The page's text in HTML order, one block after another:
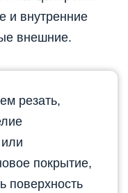
и внутренние
внешние.
резать,
покрытие,
поверхность